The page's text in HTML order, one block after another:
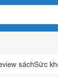
sáchSức